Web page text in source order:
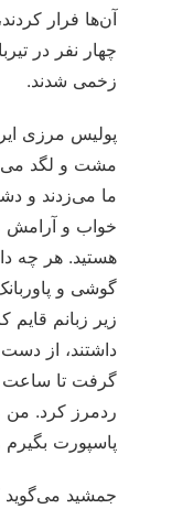
آن‌ها فرار
چهار نفر در
زخمی شدند.
پولیس مرزی
مشت و لگد
ما می‌زدند و
خواب و آرامش
هستید. هر چه
گوشی و
زیر زبانم قایم
داشتند، از
گرفت تا ساعت
ردمرز کرد. من
پاسپورت بگیرم
جمشید می‌گوید